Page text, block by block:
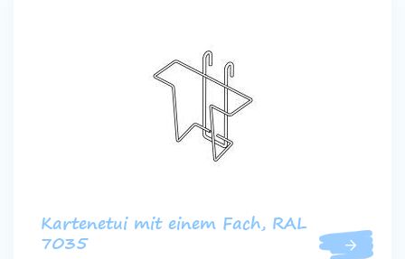
Kartenetui mit einem Fach, RAL
7035